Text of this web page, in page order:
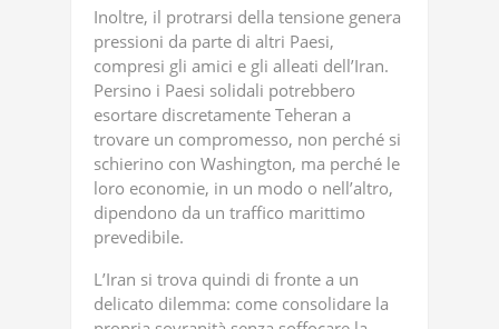
Inoltre, il protrarsi della tensione genera
pressioni da parte di altri Paesi,
compresi gli amici e gli alleati dell’Iran.
Persino i Paesi solidali potrebbero
esortare discretamente Teheran a
trovare un compromesso, non perché si
schierino con Washington, ma perché le
loro economie, in un modo o nell’altro,
dipendono da un traffico marittimo
prevedibile.
L’Iran si trova quindi di fronte a un
delicato dilemma: come consolidare la